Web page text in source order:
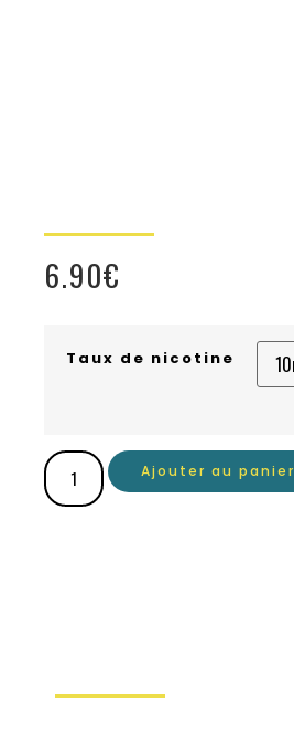
6.90€
Taux de nicotine
Ajouter au panier